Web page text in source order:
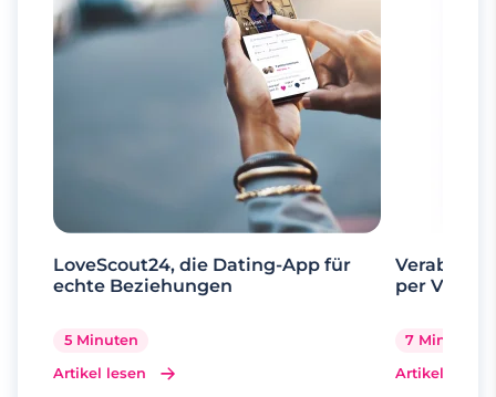
LoveScout24, die Dating-App für
echte Beziehungen
5 Minuten
Artikel lesen
per
7 Minuten
Artikel lesen